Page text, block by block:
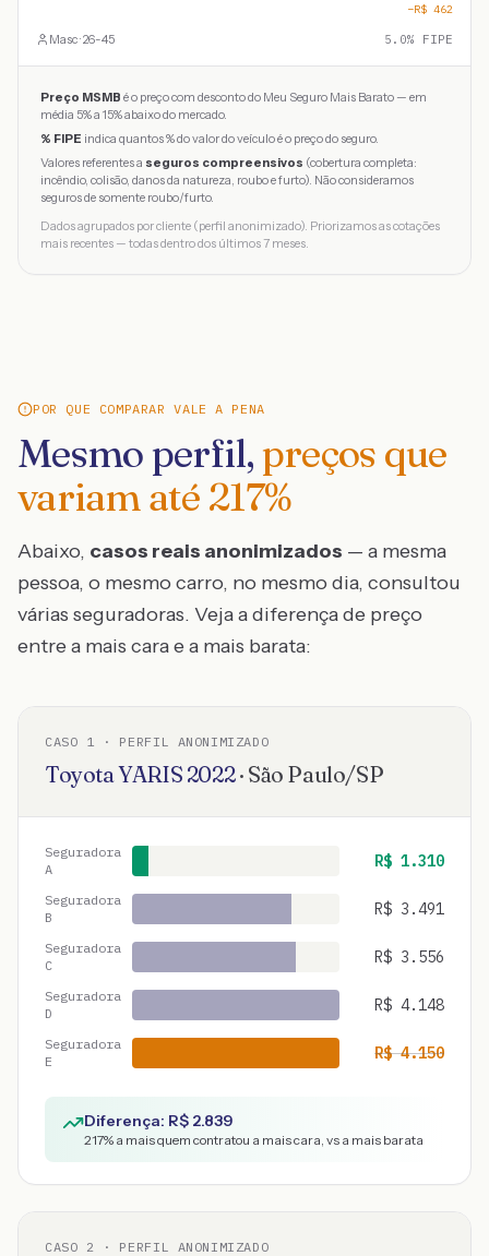
−R$ 462
Masc · 26-45 5.0% FIPE
Preço MSMB é o preço com desconto do Meu Seguro Mais Barato — em
média 5% a 15% abaixo do mercado.
% FIPE indica quantos % do valor do veículo é o preço do seguro.
Valores referentes a seguros compreensivos (cobertura completa:
incêndio, colisão, danos da natureza, roubo e furto). Não consideramos
seguros de somente roubo/furto.
Dados agrupados por cliente (perfil anonimizado). Priorizamos as cotações
mais recentes — todas dentro dos últimos 7 meses.
POR QUE COMPARAR VALE A PENA
Mesmo perfil, preços que
variam até 217%
Abaixo, casos reais anonimizados — a mesma
pessoa, o mesmo carro, no mesmo dia, consultou
várias seguradoras. Veja a diferença de preço
entre a mais cara e a mais barata:
CASO 1 · PERFIL ANONIMIZADO
ToyotaYARIS 2022· São Paulo/SP
Seguradora
A
R$ 1.310
Seguradora
B
R$ 3.491
Seguradora
C
R$ 3.556
Seguradora
D
R$ 4.148
Seguradora
E
R$4.150
Diferença: R$ 2.839
217% a mais quem contratou a mais cara, vs a mais barata
CASO 2 · PERFIL ANONIMIZADO